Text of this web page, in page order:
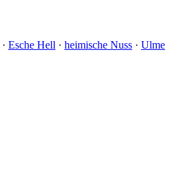
· Esche Hell · heimische Nuss · Ulme